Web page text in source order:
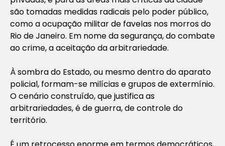
são tomadas medidas radicais pelo poder público,
como a ocupação militar de favelas nos morros do
Rio de Janeiro. Em nome da segurança, do combate
ao crime, a aceitação da arbitrariedade.
À sombra do Estado, ou mesmo dentro do aparato
policial, formam-se milícias e grupos de extermínio.
O cenário construído, que justifica as
arbitrariedades, é de guerra, de controle do
território.